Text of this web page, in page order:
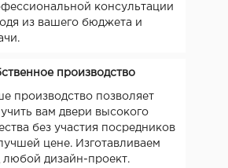
консультации
из вашего бюджета и
производство
производство позволяет
вам двери высокого
без участия посредников
цене. Изготавливаем
любой дизайн-проект.